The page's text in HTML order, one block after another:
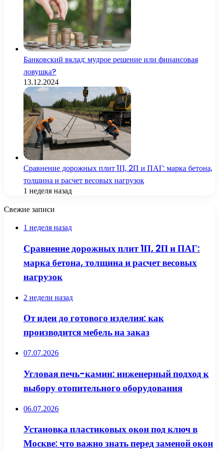
Банковский вклад: мудрое решение или финансовая
ловушка?
13.12.2024
Сравнение дорожных плит 1П, 2П и ПАГ: марка бетона,
толщина и расчет весовых нагрузок
1 неделя назад
Свежие записи
1 неделя назад
Сравнение дорожных плит 1П, 2П и ПАГ:
марка бетона, толщина и расчет весовых
нагрузок
2 недели назад
От идеи до готового изделия: как
производится мебель на заказ
07.07.2026
Угловая печь-камин: инженерный подход к
выбору отопительного оборудования
06.07.2026
Установка пластиковых окон под ключ в
Москве: что важно знать перед заменой окон